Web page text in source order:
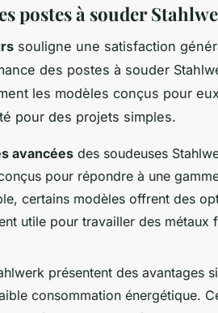
postes à souder
souligne une satisfaction
des postes à souder
les modèles conçus pour
pour des projets simples.
avancées des soudeuses
pour répondre à une
certains modèles offrent des
utile pour travailler des métaux
présentent des avantages
consommation énergétique.